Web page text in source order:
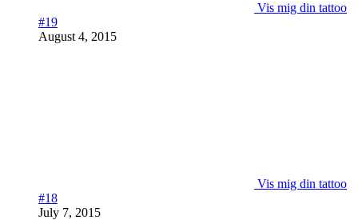
Vis mig din tattoo
#19
August 4, 2015
Vis mig din tattoo
#18
July 7, 2015